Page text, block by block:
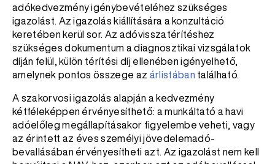
adókedvezmény igénybevételéhez szükséges
igazolást. Az igazolás kiállítására a konzultáció
keretében kerül sor. Az adóvisszatérítéshez
szükséges dokumentum a diagnosztikai vizsgálatok
díján felül, külön térítési díj ellenében igényelhető,
amelynek pontos összege az árlistában található.
A szakorvosi igazolás alapján a kedvezmény
kétféleképpen érvényesíthető: a munkáltató a havi
adóelőleg megállapításakor figyelembe veheti, vagy
az érintett az éves személyi jövedelemadó-
bevallásában érvényesítheti azt. Az igazolást nem kell